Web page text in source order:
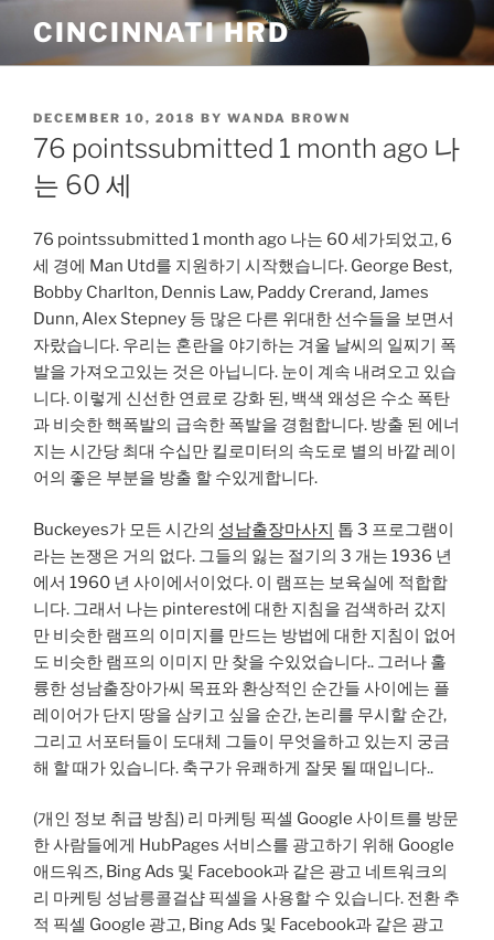
content
CINCINNATI HRD
POSTED
ON
DECEMBER 10, 2018 BY WANDA BROWN
76 pointssubmitted 1 month ago 나
는 60 세
76 pointssubmitted 1 month ago 나는 60 세가되었고, 6
세 경에 Man Utd를 지원하기 시작했습니다. George Best,
Bobby Charlton, Dennis Law, Paddy Crerand, James
Dunn, Alex Stepney 등 많은 다른 위대한 선수들을 보면서
자랐습니다. 우리는 혼란을 야기하는 겨울 날씨의 일찌기 폭
발을 가져오고있는 것은 아닙니다. 눈이 계속 내려오고 있습
니다. 이렇게 신선한 연료로 강화 된, 백색 왜성은 수소 폭탄
과 비슷한 핵폭발의 급속한 폭발을 경험합니다. 방출 된 에너
지는 시간당 최대 수십만 킬로미터의 속도로 별의 바깥 레이
어의 좋은 부분을 방출 할 수있게합니다.
Buckeyes가 모든 시간의 성남출장마사지 톱 3 프로그램이
라는 논쟁은 거의 없다. 그들의 잃는 절기의 3 개는 1936 년
에서 1960 년 사이에서이었다. 이 램프는 보육실에 적합합
니다. 그래서 나는 pinterest에 대한 지침을 검색하러 갔지
만 비슷한 램프의 이미지를 만드는 방법에 대한 지침이 없어
도 비슷한 램프의 이미지 만 찾을 수있었습니다.. 그러나 훌
륭한 성남출장아가씨 목표와 환상적인 순간들 사이에는 플
레이어가 단지 땅을 삼키고 싶을 순간, 논리를 무시할 순간,
그리고 서포터들이 도대체 그들이 무엇을하고 있는지 궁금
해 할 때가 있습니다. 축구가 유쾌하게 잘못 될 때입니다..
(개인 정보 취급 방침) 리 마케팅 픽셀 Google 사이트를 방문
한 사람들에게 HubPages 서비스를 광고하기 위해 Google
애드워즈, Bing Ads 및 Facebook과 같은 광고 네트워크의
리 마케팅 성남릉콜걸샵 픽셀을 사용할 수 있습니다. 전환 추
적 픽셀 Google 광고, Bing Ads 및 Facebook과 같은 광고